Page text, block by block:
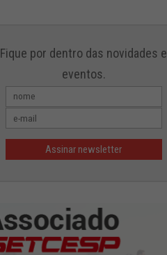
Fique por dentro das novidades e
eventos.